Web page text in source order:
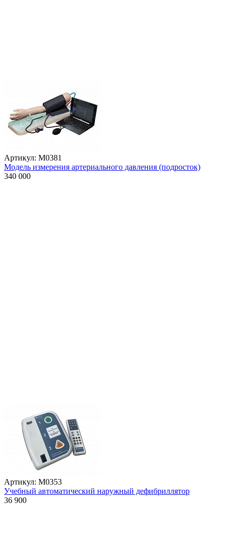
Артикул: М0381
Модель измерения артериального давления (подросток)
340 000
Артикул: М0353
Учебный автоматический наружный дефибриллятор
36 900